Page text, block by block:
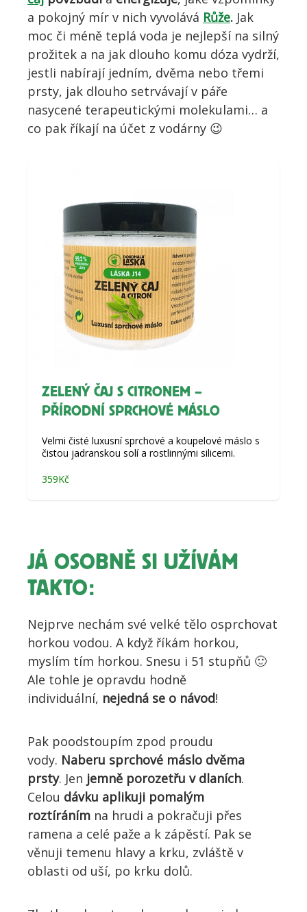
a pokojný mír v nich vyvolává Růže. Jak
moc či méně teplá voda je nejlepší na silný
prožitek a na jak dlouho komu dóza vydrží,
jestli nabírají jedním, dvěma nebo třemi
prsty, jak dlouho setrvávají v páře
nasycené terapeutickými molekulami… a
co pak říkají na účet z vodárny 😉
ZELENÝ ČAJ S CITRONEM –
PŘÍRODNÍ SPRCHOVÉ MÁSLO
Velmi čisté luxusní sprchové a koupelové máslo s
čistou jadranskou solí a rostlinnými silicemi.
359Kč
JÁ OSOBNĚ SI UŽÍVÁM
TAKTO:
Nejprve nechám své velké tělo osprchovat
horkou vodou. A když říkám horkou,
myslím tím horkou. Snesu i 51 stupňů 🙂
Ale tohle je opravdu hodně
individuální, nejedná se o návod!
Pak poodstoupím zpod proudu
vody. Naberu sprchové máslo dvěma
prsty. Jen jemně porozetřu v dlaních.
Celou dávku aplikuji pomalým
roztíráním na hrudi a pokračuji přes
ramena a celé paže a k zápěstí. Pak se
věnuji temenu hlavy a krku, zvláště v
oblasti od uší, po krku dolů.